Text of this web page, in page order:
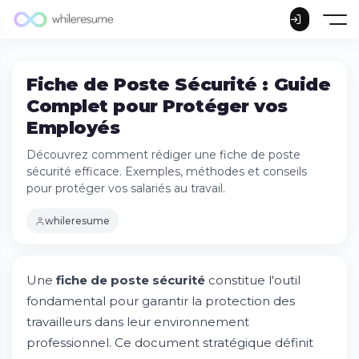
Fiche de Poste Sécurité : Guide
Complet pour Protéger vos
Employés
Découvrez comment rédiger une fiche de poste
sécurité efficace. Exemples, méthodes et conseils
pour protéger vos salariés au travail.
whileresume
Une fiche de poste sécurité constitue l'outil
fondamental pour garantir la protection des
travailleurs dans leur environnement
professionnel. Ce document stratégique définit